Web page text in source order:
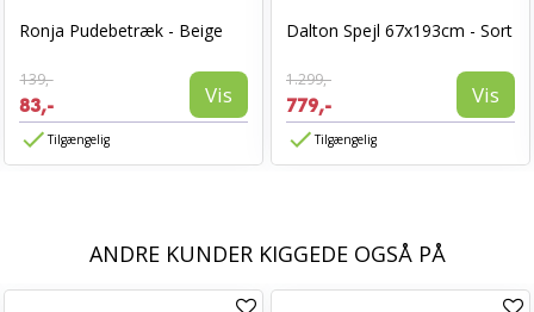
Ronja Pudebetræk - Beige
139,-
83,- Vis
Tilgængelig
Dalton Spejl 67x193cm - Sort
1.299,-
779,- Vis
Tilgængelig
ANDRE KUNDER KIGGEDE OGSÅ PÅ